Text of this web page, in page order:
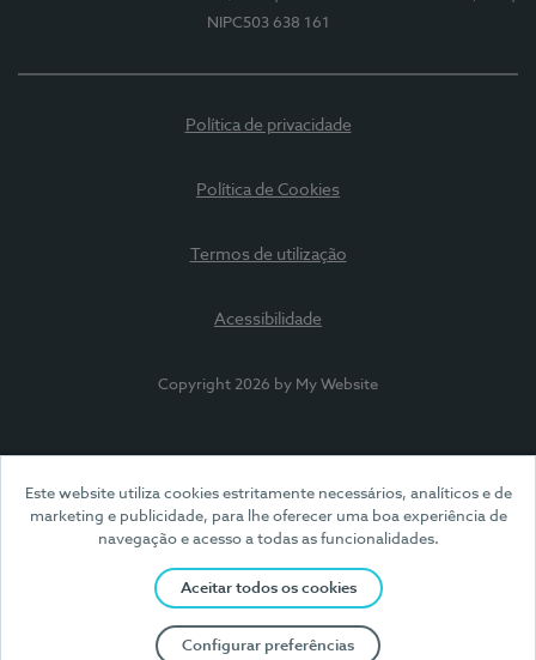
Este website utiliza cookies estritamente necessários, analíticos e de
marketing e publicidade, para lhe oferecer uma boa experiência de
navegação e acesso a todas as funcionalidades.
Aceitar todos os cookies
Configurar preferências
NIPC503 638 161
Política de privacidade
Política de Cookies
Termos de utilização
Acessibilidade
Copyright 2026 by My Website